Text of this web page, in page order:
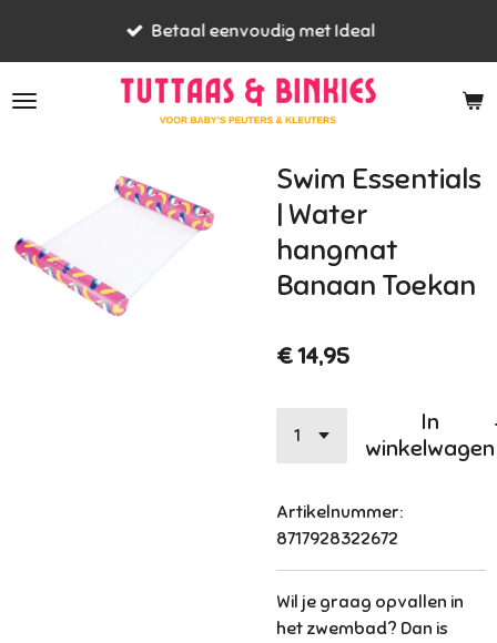
de
Betaal eenvoudig met Ideal
Swim Essentials
| Water
hangmat
Banaan Toekan
€ 14,95
In
winkelwagen
Artikelnummer:
8717928322672
Wil je graag opvallen in
het zwembad? Dan is